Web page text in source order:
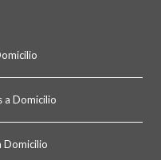
a Domicilio
Domicilio